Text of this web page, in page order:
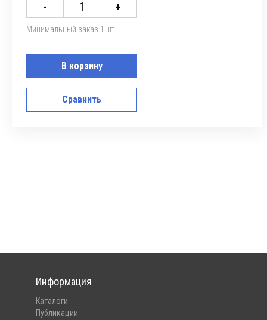
- +
Минимальный заказ 1 шт.
В корзину
Сравнить
Информация
Каталоги
Публикации